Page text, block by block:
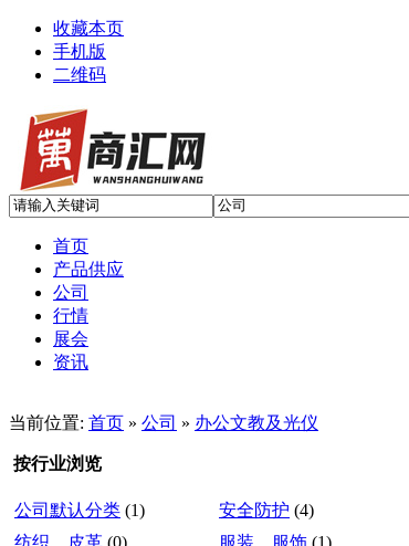
收藏本页
手机版
二维码
首页
产品供应
公司
行情
展会
资讯
当前位置: 首页 » 公司 » 办公文教及光仪
按行业浏览
公司默认分类 (1) 安全防护 (4)
纺织、皮革 (0) 服装、服饰 (1)